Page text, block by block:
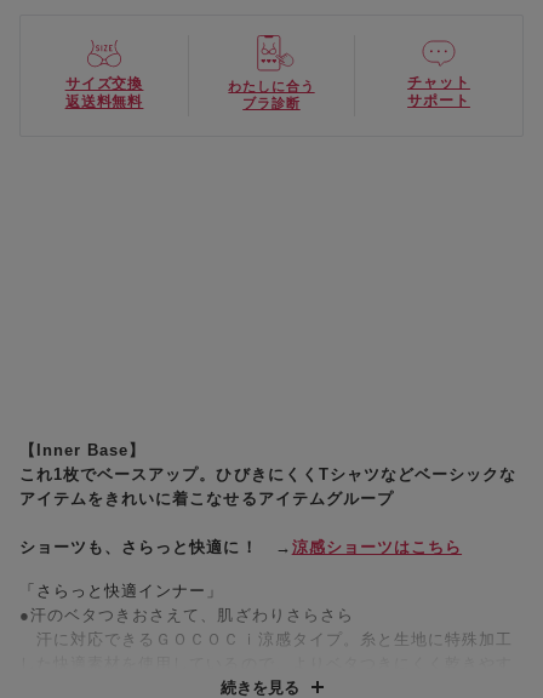
サイズ交換
返送料無料
わたしに合う
ブラ診断
チャット
サポート
【Inner Base】
これ1枚でベースアップ。ひびきにくくTシャツなどベーシックな
アイテムをきれいに着こなせるアイテムグループ
ショーツも、さらっと快適に！ → 涼感ショーツはこちら
「さらっと快適インナー」
●汗のベタつきおさえて、肌ざわりさらさら
汗に対応できるＧＯＣＯＣｉ涼感タイプ。糸と生地に特殊加工
続きを見る